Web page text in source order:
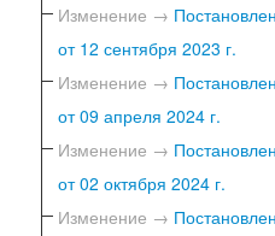
Изменение →
от 12 сентября 2023 г.
Изменение →
от 09 апреля 2024 г.
Изменение →
от 02 октября 2024 г.
Изменение →